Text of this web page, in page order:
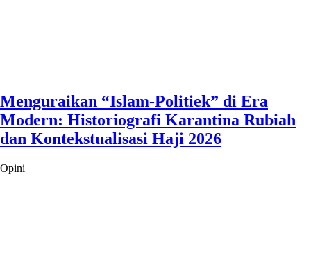
Menguraikan “Islam-Politiek” di Era
Modern: Historiografi Karantina Rubiah
dan Kontekstualisasi Haji 2026
Opini